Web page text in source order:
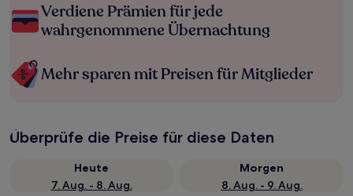
Verdiene Prämien für jede
wahrgenommene Übernachtung
Mehr sparen mit Preisen für Mitglieder
Überprüfe die Preise für diese Daten
Heute
7. Aug. - 8. Aug.
Morgen
8. Aug. - 9. Aug.